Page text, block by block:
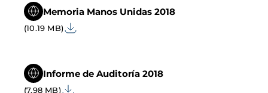
Memoria Manos Unidas 2018
(10.19 MB)
Informe de Auditoría 2018
(7.98 MB)